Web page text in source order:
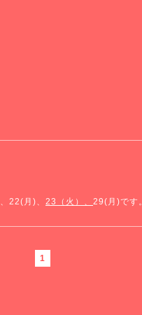
22(月)、 23（火）、 29(月)です。
1